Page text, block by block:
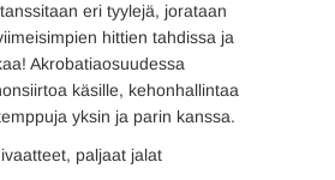
eri tyylejä, jorataan
hittien tahdissa ja
Akrobatiaosuudessa
käsille, kehonhallintaa
yksin ja parin kanssa.
paljaat jalat